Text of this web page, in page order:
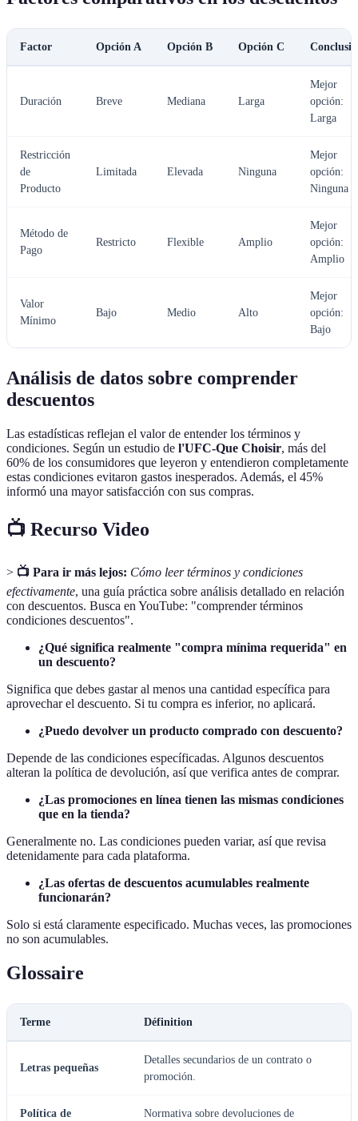
Factor Opción A Opción B Opción C
Duración Breve Mediana Larga
Mejor
opción:
Larga
Restricción
de
Producto
Limitada Elevada Ninguna
Mejor
opción:
Ninguna
Método de
Pago
Restricto Flexible Amplio
Mejor
opción:
Amplio
Valor
Mínimo
Bajo Medio Alto
Mejor
opción:
Bajo
Análisis de datos sobre comprender
descuentos
Las estadísticas reflejan el valor de entender los términos y
condiciones. Según un estudio de l'UFC-Que Choisir, más del
60% de los consumidores que leyeron y entendieron completamente
estas condiciones evitaron gastos inesperados. Además, el 45%
informó una mayor satisfacción con sus compras.
📺 Recurso Video
> 📺 Para ir más lejos: Cómo leer términos y condiciones
efectivamente, una guía práctica sobre análisis detallado en relación
con descuentos. Busca en YouTube: "comprender términos
condiciones descuentos".
¿Qué significa realmente "compra mínima requerida" en
un descuento?
Significa que debes gastar al menos una cantidad específica para
aprovechar el descuento. Si tu compra es inferior, no aplicará.
¿Puedo devolver un producto comprado con descuento?
Depende de las condiciones específicadas. Algunos descuentos
alteran la política de devolución, así que verifica antes de comprar.
¿Las promociones en línea tienen las mismas condiciones
que en la tienda?
Generalmente no. Las condiciones pueden variar, así que revisa
detenidamente para cada plataforma.
¿Las ofertas de descuentos acumulables realmente
funcionarán?
Solo si está claramente especificado. Muchas veces, las promociones
no son acumulables.
Glossaire
Terme Définition
Letras pequeñas
Detalles secundarios de un contrato o
promoción.
Política de
Normativa sobre devoluciones de